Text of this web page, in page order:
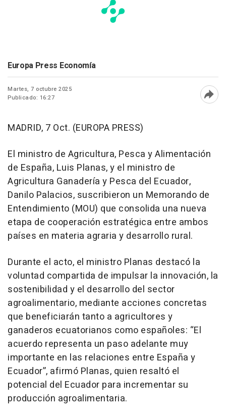
Europa Press Economía
Martes, 7 octubre 2025
Publicado: 16:27
MADRID, 7 Oct. (EUROPA PRESS)
El ministro de Agricultura, Pesca y Alimentación
de España, Luis Planas, y el ministro de
Agricultura Ganadería y Pesca del Ecuador,
Danilo Palacios, suscribieron un Memorando de
Entendimiento (MOU) que consolida una nueva
etapa de cooperación estratégica entre ambos
países en materia agraria y desarrollo rural.
Durante el acto, el ministro Planas destacó la
voluntad compartida de impulsar la innovación, la
sostenibilidad y el desarrollo del sector
agroalimentario, mediante acciones concretas
que beneficiarán tanto a agricultores y
ganaderos ecuatorianos como españoles: “El
acuerdo representa un paso adelante muy
importante en las relaciones entre España y
Ecuador”, afirmó Planas, quien resaltó el
potencial del Ecuador para incrementar su
producción agroalimentaria.